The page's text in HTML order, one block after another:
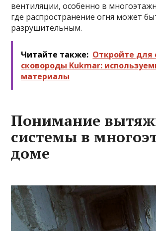
вентиляции, особенно в
где распространение огня может
разрушительным.
Читайте также: Откройте для
сковороды Kukmar:
материалы
Понимание
системы в
доме